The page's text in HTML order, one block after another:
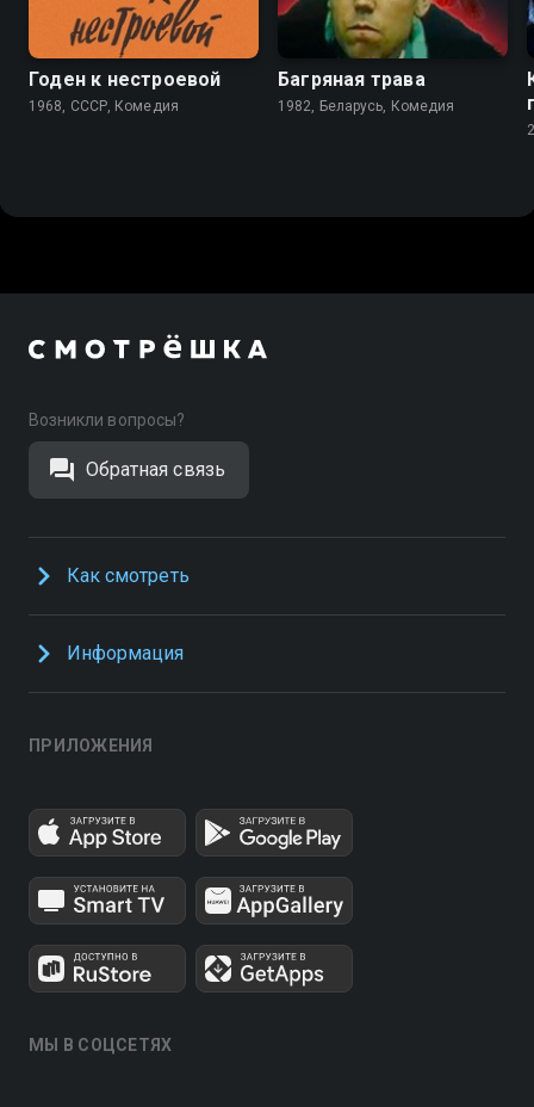
7.3
Годен к нестроевой
1968, СССР, Комедия
Багряная трава
1982, Беларусь, Комедия
Возникли вопросы?
Обратная связь
Как смотреть
Информация
ПРИЛОЖЕНИЯ
МЫ В СОЦСЕТЯХ